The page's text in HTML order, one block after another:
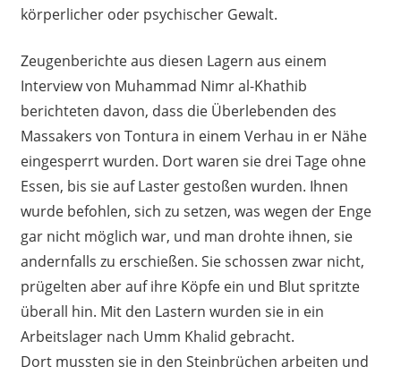
körperlicher oder psychischer Gewalt.
Zeugenberichte aus diesen Lagern aus einem
Interview von Muhammad Nimr al-Khathib
berichteten davon, dass die Überlebenden des
Massakers von Tontura in einem Verhau in er Nähe
eingesperrt wurden. Dort waren sie drei Tage ohne
Essen, bis sie auf Laster gestoßen wurden. Ihnen
wurde befohlen, sich zu setzen, was wegen der Enge
gar nicht möglich war, und man drohte ihnen, sie
andernfalls zu erschießen. Sie schossen zwar nicht,
prügelten aber auf ihre Köpfe ein und Blut spritzte
überall hin. Mit den Lastern wurden sie in ein
Arbeitslager nach Umm Khalid gebracht.
Dort mussten sie in den Steinbrüchen arbeiten und